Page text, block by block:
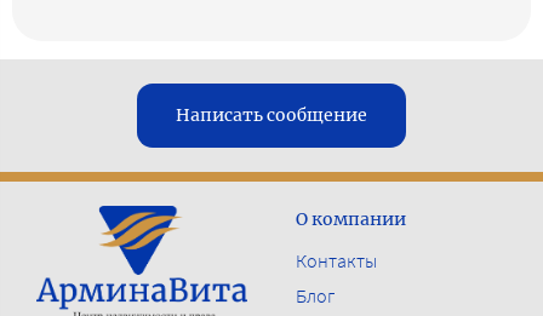
Написать сообщение
О компании
Контакты
Блог